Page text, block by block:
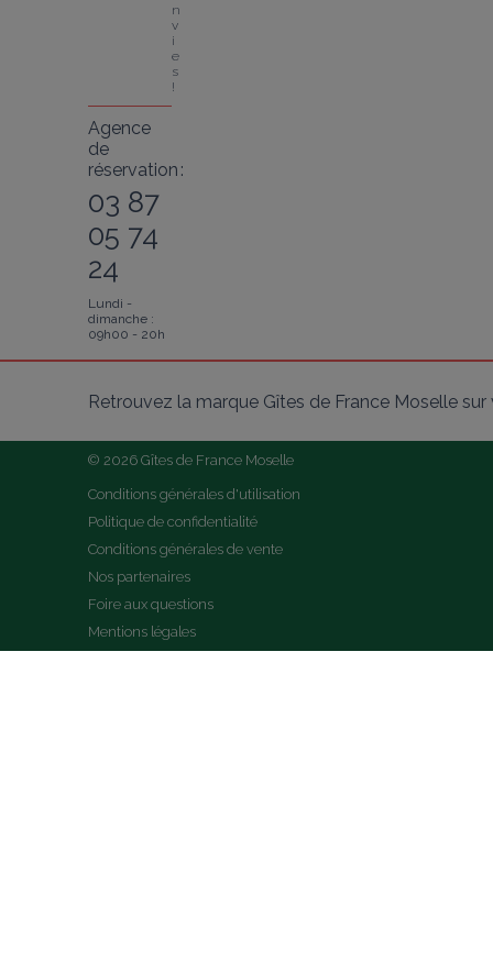
n
v
i
e
s
!
Agence
de
réservation :
03 87
05 74
24
Lundi -
dimanche :
09h00 - 20h
Retrouvez la marque Gîtes de France Moselle
© 2026 Gîtes de France Moselle
Conditions générales d'utilisation
Politique de confidentialité
Conditions générales de vente
Nos partenaires
Foire aux questions
Mentions légales